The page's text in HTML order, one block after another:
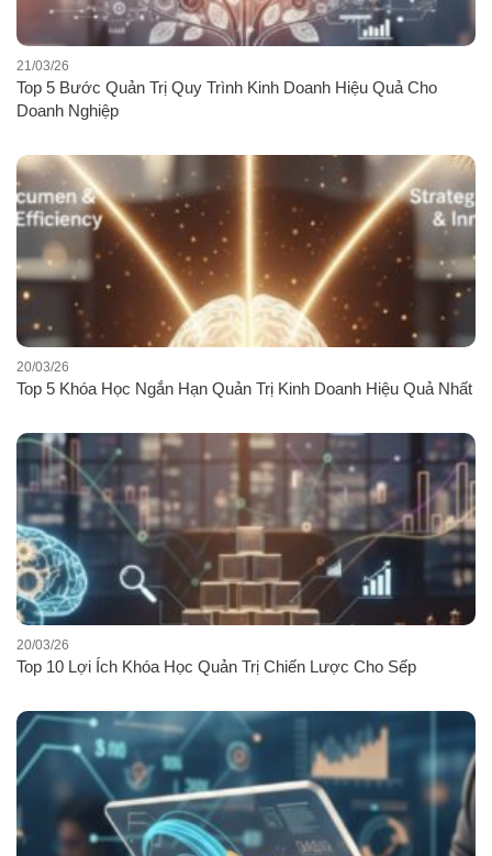
Top 5 Bước Quản Trị Quy Trình Kinh Doanh Hiệu Quả Cho
Doanh Nghiệp
21/03/26
Top 5 Khóa Học Ngắn Hạn Quản Trị Kinh Doanh Hiệu Quả Nhất
20/03/26
Top 10 Lợi Ích Khóa Học Quản Trị Chiến Lược Cho Sếp
20/03/26